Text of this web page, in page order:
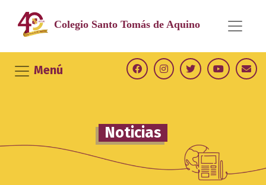
contenido
Colegio SantoTomás de Aquino
Menú
Noticias